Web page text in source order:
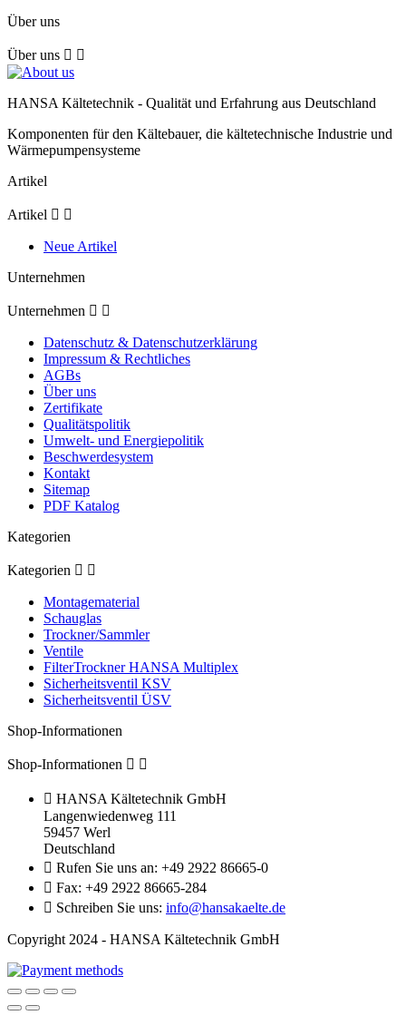
Über uns
Über uns  
HANSA Kältetechnik - Qualität und Erfahrung aus Deutschland
Komponenten für den Kältebauer, die kältetechnische Industrie und
Wärmepumpensysteme
Artikel
Artikel  
Neue Artikel
Unternehmen
Unternehmen  
Datenschutz & Datenschutzerklärung
Impressum & Rechtliches
AGBs
Über uns
Zertifikate
Qualitätspolitik
Umwelt- und Energiepolitik
Beschwerdesystem
Kontakt
Sitemap
PDF Katalog
Kategorien
Kategorien  
Montagematerial
Schauglas
Trockner/Sammler
Ventile
FilterTrockner HANSA Multiplex
Sicherheitsventil KSV
Sicherheitsventil ÜSV
Shop-Informationen
Shop-Informationen  
 HANSA Kältetechnik GmbH
Langenwiedenweg 111
59457 Werl
Deutschland
 Rufen Sie uns an: +49 2922 86665-0
 Fax: +49 2922 86665-284
 Schreiben Sie uns: info@hansakaelte.de
Copyright 2024 - HANSA Kältetechnik GmbH